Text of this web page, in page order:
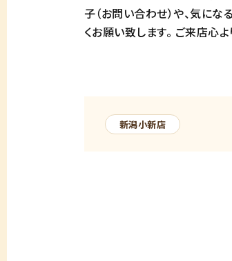
子（お問い合わせ）や、気に
くお願い致します。 ご来店心
新潟小新店